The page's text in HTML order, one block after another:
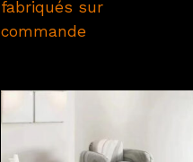
fabriqués sur
commande